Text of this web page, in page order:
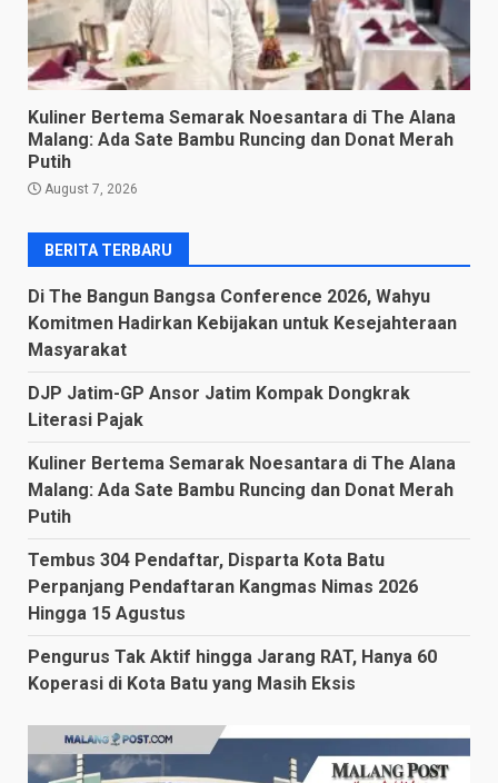
Kuliner Bertema Semarak Noesantara di The Alana
Malang: Ada Sate Bambu Runcing dan Donat Merah
Putih
August 7, 2026
BERITA TERBARU
Di The Bangun Bangsa Conference 2026, Wahyu
Komitmen Hadirkan Kebijakan untuk Kesejahteraan
Masyarakat
DJP Jatim-GP Ansor Jatim Kompak Dongkrak
Literasi Pajak
Kuliner Bertema Semarak Noesantara di The Alana
Malang: Ada Sate Bambu Runcing dan Donat Merah
Putih
Tembus 304 Pendaftar, Disparta Kota Batu
Perpanjang Pendaftaran Kangmas Nimas 2026
Hingga 15 Agustus
Pengurus Tak Aktif hingga Jarang RAT, Hanya 60
Koperasi di Kota Batu yang Masih Eksis